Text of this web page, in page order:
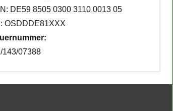
DE59 8505 0300 3110 0013 05
OSDDDE81XXX
143/07388